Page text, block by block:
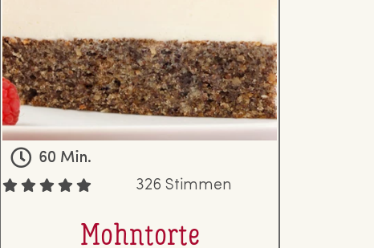
60 Min.
326 Stimmen
Mohntorte